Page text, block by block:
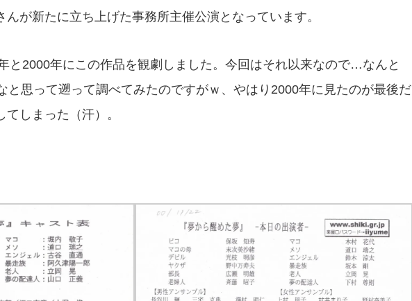
が新たに立ち上げた事務所主催公演となっています。
と2000年にこの作品を観劇しました。今回はそれ以来なので…なんと
と思って遡って調べてみたのですがｗ、やはり2000年に見たのが最後だ
しまった（汗）。